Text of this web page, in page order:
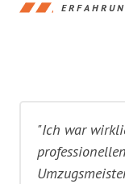
"Ich war